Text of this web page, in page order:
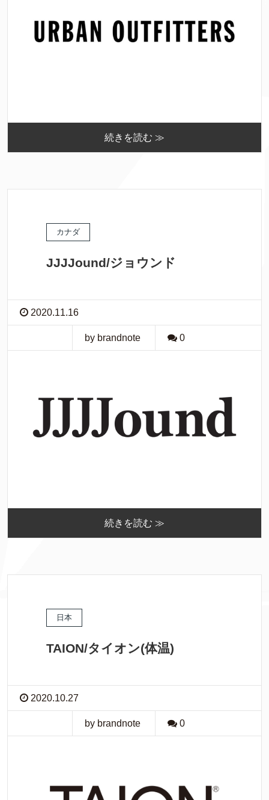
続きを読む ≫
カナダ
JJJJound/ジョウンド
2020.11.16
by brandnote 0
続きを読む ≫
日本
TAION/タイオン(体温)
2020.10.27
by brandnote 0